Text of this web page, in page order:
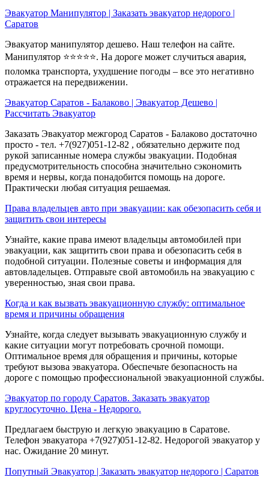
Эвакуатор Манипулятор | Заказать эвакуатор недорого |
Саратов
Эвакуатор манипулятор дешево. Наш телефон на сайте.
Манипулятор ⭐⭐⭐⭐⭐. На дороге может случиться авария,
поломка транспорта, ухудшение погоды – все это негативно
отражается на передвижении.
Эвакуатор Саратов - Балаково | Эвакуатор Дешево |
Рассчитать Эвакуатор
Заказать Эвакуатор межгород Саратов - Балаково достаточно
просто - тел. +7(927)051-12-82 , обязательно держите под
рукой записанные номера службы эвакуации. Подобная
предусмотрительность способна значительно сэкономить
время и нервы, когда понадобится помощь на дороге.
Практически любая ситуация решаемая.
Права владельцев авто при эвакуации: как обезопасить себя и
защитить свои интересы
Узнайте, какие права имеют владельцы автомобилей при
эвакуации, как защитить свои права и обезопасить себя в
подобной ситуации. Полезные советы и информация для
автовладельцев. Отправьте свой автомобиль на эвакуацию с
уверенностью, зная свои права.
Когда и как вызвать эвакуационную службу: оптимальное
время и причины обращения
Узнайте, когда следует вызывать эвакуационную службу и
какие ситуации могут потребовать срочной помощи.
Оптимальное время для обращения и причины, которые
требуют вызова эвакуатора. Обеспечьте безопасность на
дороге с помощью профессиональной эвакуационной службы.
Эвакуатор по городу Саратов. Заказать эвакуатор
круглосуточно. Цена - Недорого.
Предлагаем быструю и легкую эвакуацию в Саратове.
Телефон эвакуатора +7(927)051-12-82. Недорогой эвакуатор у
нас. Ожидание 20 минут.
Попутный Эвакуатор | Заказать эвакуатор недорого | Саратов